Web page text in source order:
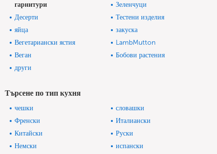
гарнитури
Зеленчуци
Десерти
Тестени изделия
яйца
закуска
Вегетариански ястия
LambMutton
Веган
Бобови растения
други
Търсене по тип кухня
чешки
словашки
Френски
Италиански
Китайски
Руски
Немски
испански